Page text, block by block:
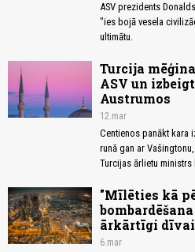
ASV prezidents
"ies bojā vesela
ultimātu.
Turcija
ASV un
Austrumos
12.mar
Centienos panākt kara
runā gan ar
Turcijas ārlietu ministrs
"Mīlēties kā
ārkārtīgi
6.mar